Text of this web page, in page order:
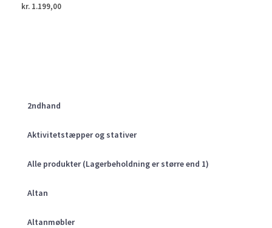
2ndhand
Aktivitetstæpper og stativer
Alle produkter (Lagerbeholdning er større end 1)
Altan
Altanmøbler
kr. 1.199,00